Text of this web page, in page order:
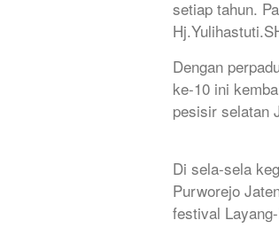
setiap tahun.
Dengan
ke-10 ini
pesisir selatan
Di sela-sela
Purworejo
festival